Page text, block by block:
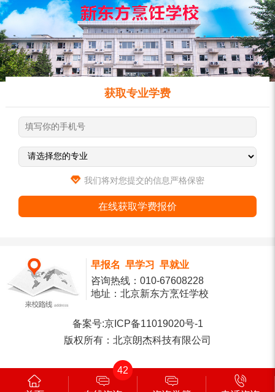
获取专业学费
我们将对您提交的信息严格保密
早报名 早学习 早就业
咨询热线：010-67608228
地址：北京新东方烹饪学校
备案号:京ICP备11019020号-1
版权所有：北京朗杰科技有限公司
42